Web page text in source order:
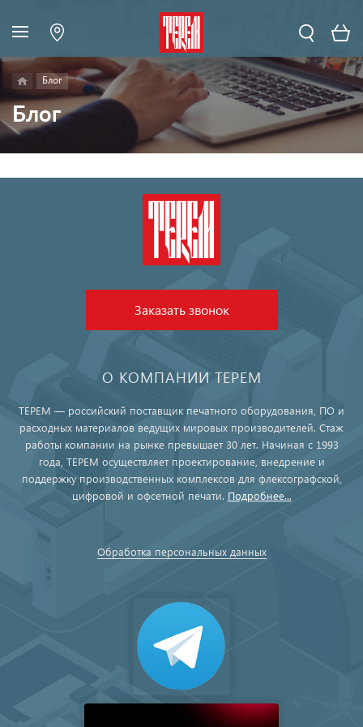
Блог
Блог
Заказать звонок
О КОМПАНИИ ТЕРЕМ
ТЕРЕМ — российский поставщик печатного оборудования, ПО и
расходных материалов ведущих мировых производителей. Стаж
работы компании на рынке превышает 30 лет. Начиная с 1993
года, ТЕРЕМ осуществляет проектирование, внедрение и
поддержку производственных комплексов для флексографской,
цифровой и офсетной печати. Подробнее...
Обработка персональных данных